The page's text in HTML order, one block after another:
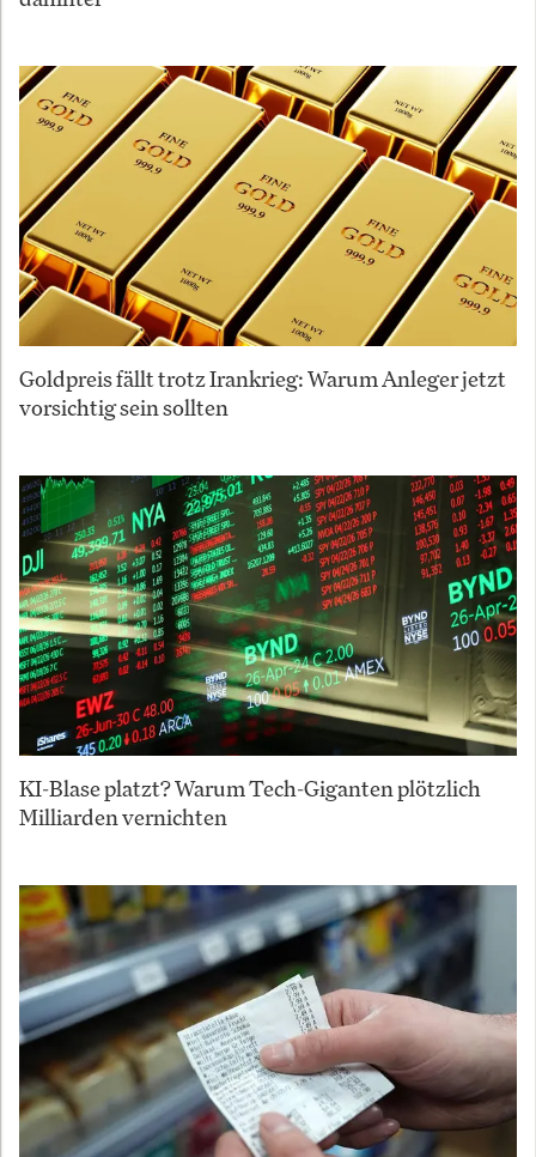
Goldpreis fällt trotz Irankrieg: Warum Anleger jetzt
vorsichtig sein sollten
KI-Blase platzt? Warum Tech-Giganten plötzlich
Milliarden vernichten